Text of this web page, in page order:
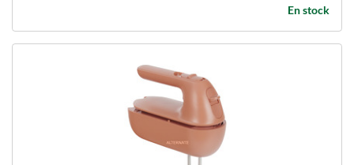
En stock